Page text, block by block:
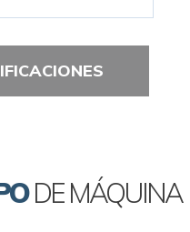
DE MÁQUINA